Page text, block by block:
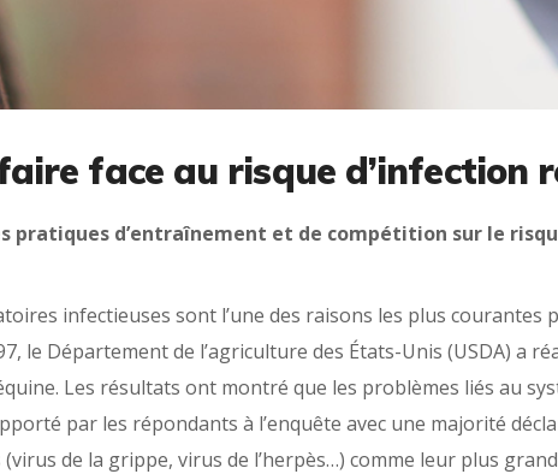
face au risque d’infection
pratiques d’entraînement et de compétition sur le
infectieuses sont l’une des raisons les plus
le Département de l’agriculture des États-Unis (USDA) a
Les résultats ont montré que les problèmes liés au
par les répondants à l’enquête avec une majorité
de la grippe, virus de l’herpès…) comme leur plus